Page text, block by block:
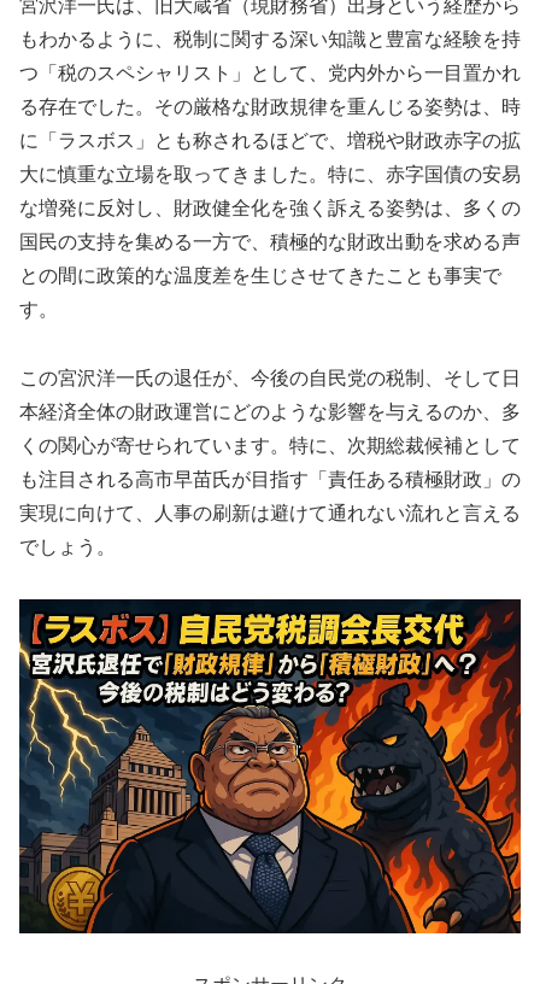
宮沢洋一氏は、旧大蔵省（現財務省）出身という経歴から
もわかるように、税制に関する深い知識と豊富な経験を持
つ「税のスペシャリスト」として、党内外から一目置かれ
る存在でした。その厳格な財政規律を重んじる姿勢は、時
に「ラスボス」とも称されるほどで、増税や財政赤字の拡
大に慎重な立場を取ってきました。特に、赤字国債の安易
な増発に反対し、財政健全化を強く訴える姿勢は、多くの
国民の支持を集める一方で、積極的な財政出動を求める声
との間に政策的な温度差を生じさせてきたことも事実で
す。
この宮沢洋一氏の退任が、今後の自民党の税制、そして日
本経済全体の財政運営にどのような影響を与えるのか、多
くの関心が寄せられています。特に、次期総裁候補として
も注目される高市早苗氏が目指す「責任ある積極財政」の
実現に向けて、人事の刷新は避けて通れない流れと言える
でしょう。